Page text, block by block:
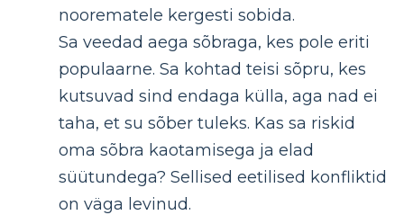
noorematele kergesti sobida.
Sa veedad aega sõbraga, kes pole eriti
populaarne. Sa kohtad teisi sõpru, kes
kutsuvad sind endaga külla, aga nad ei
taha, et su sõber tuleks. Kas sa riskid
oma sõbra kaotamisega ja elad
süütundega? Sellised eetilised konfliktid
on väga levinud.